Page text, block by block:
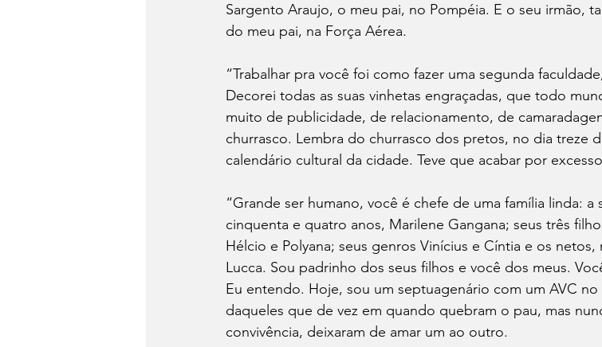
Sargento Araujo, o meu pai, no Pompéia. E o seu irmão,
do meu pai, na Força Aérea.
“Trabalhar pra você foi como fazer uma segunda
Decorei todas as suas vinhetas engraçadas, que todo
muito de publicidade, de relacionamento, de
churrasco. Lembra do churrasco dos pretos, no dia treze
calendário cultural da cidade. Teve que acabar por
“Grande ser humano, você é chefe de uma família linda: a
cinquenta e quatro anos, Marilene Gangana; seus três
Hélcio e Polyana; seus genros Vinícius e Cíntia e os netos,
Lucca. Sou padrinho dos seus filhos e você dos meus.
Eu entendo. Hoje, sou um septuagenário com um AVC
daqueles que de vez em quando quebram o pau, mas
convivência, deixaram de amar um ao outro.